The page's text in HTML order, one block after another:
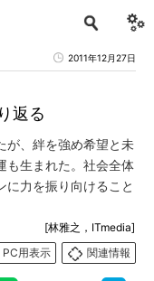
2011年12月27日
返る
が、絆を強め希望と未
も生まれた。社会全体
に力を振り向けること
[林雅之，ITmedia]
PC用表示
関連情報